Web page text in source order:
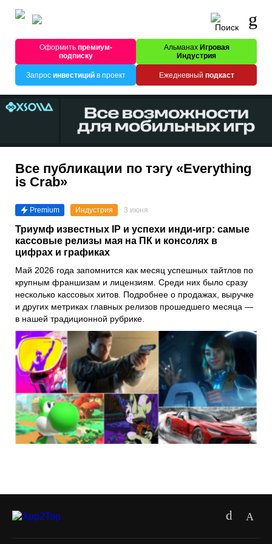
Оформитьпремиум-
подписку
Альманах Игровая
Индустрия
Запрос инвестицийв проект Ежедневный подкаст
Все публикации по тэгу «Everything
is Crab»
Premium Индустрия 3 июня
Триумф известных IP и успехи инди-игр: самые
кассовые релизы мая на ПК и консолях в
цифрах и графиках
Май 2026 года запомнится как месяц успешных тайтлов по
крупным франшизам и лицензиям. Среди них было сразу
несколько кассовых хитов. Подробнее о продажах, выручке
и других метриках главных релизов прошедшего месяца —
в нашей традиционной рубрике.